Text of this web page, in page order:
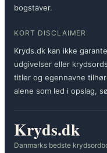
bogstaver.
KORT DISCLAIMER
Kryds.dk kan ikke
udgivelser eller
titler og egennavne
alene som led i opslag,
Kryds.dk
Danmarks bedste